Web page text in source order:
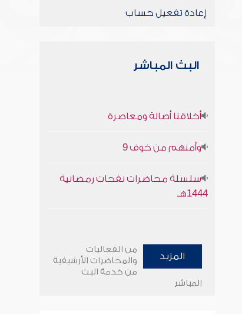
إعادة تفعيل حساب
البث المباشر
أخلاقنا أصالة ومعاصرة
وأمنهم من خوف 9
سلسلة محاضرات نفحات رمضانية
1444هـ
المزيد
من الفعاليات
والمحاضرات الأرشيفية
من خدمة البث
المباشر